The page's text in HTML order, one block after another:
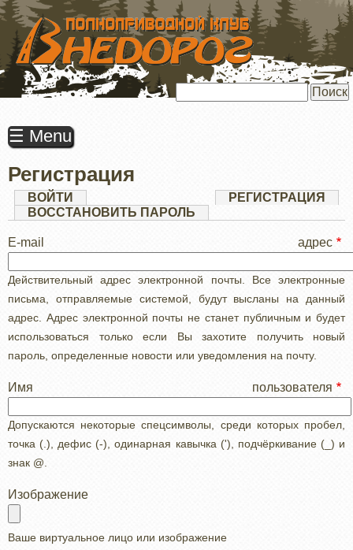
ПЕРЕЙТИ
ОСНОВНОМУ
СОДЕРЖАНИЮ
☰ Menu
Регистрация
Главные
вкладки
ВОЙТИ РЕГИСТРАЦИЯ
ВОССТАНОВИТЬ ПАРОЛЬ
E-mail адрес
Действительный адрес электронной почты. Все электронные
письма, отправляемые системой, будут высланы на данный
адрес. Адрес электронной почты не станет публичным и будет
использоваться только если Вы захотите получить новый
пароль, определенные новости или уведомления на почту.
Имя пользователя
Допускаются некоторые спецсимволы, среди которых пробел,
точка (.), дефис (-), одинарная кавычка ('), подчёркивание (_) и
знак @.
Изображение
Ваше виртуальное лицо или изображение